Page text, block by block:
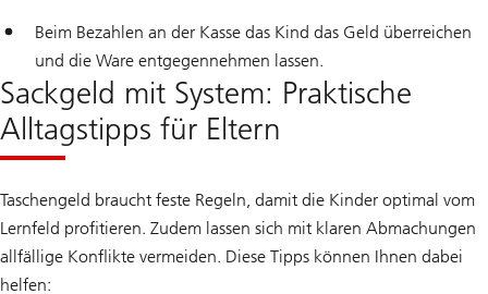
Beim Bezahlen an der Kasse das Kind das Geld überreichen
und die Ware entgegennehmen lassen.
Sackgeld mit System: Praktische
Alltagstipps für Eltern
Taschengeld braucht feste Regeln, damit die Kinder optimal vom
Lernfeld profitieren. Zudem lassen sich mit klaren Abmachungen
allfällige Konflikte vermeiden. Diese Tipps können Ihnen dabei
helfen: